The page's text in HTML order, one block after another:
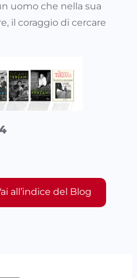
uomo che nella sua
il coraggio di cercare
all’indice del Blog